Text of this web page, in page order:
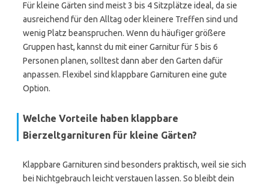
Für kleine Gärten sind meist 3 bis 4 Sitzplätze ideal, da sie
ausreichend für den Alltag oder kleinere Treffen sind und
wenig Platz beanspruchen. Wenn du häufiger größere
Gruppen hast, kannst du mit einer Garnitur für 5 bis 6
Personen planen, solltest dann aber den Garten dafür
anpassen. Flexibel sind klappbare Garnituren eine gute
Option.
Welche Vorteile haben klappbare
Bierzeltgarnituren für kleine Gärten?
Klappbare Garnituren sind besonders praktisch, weil sie sich
bei Nichtgebrauch leicht verstauen lassen. So bleibt dein